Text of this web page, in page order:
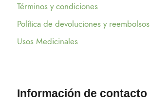
Términos y condiciones
Política de devoluciones y reembolsos
Usos Medicinales
Información de contacto